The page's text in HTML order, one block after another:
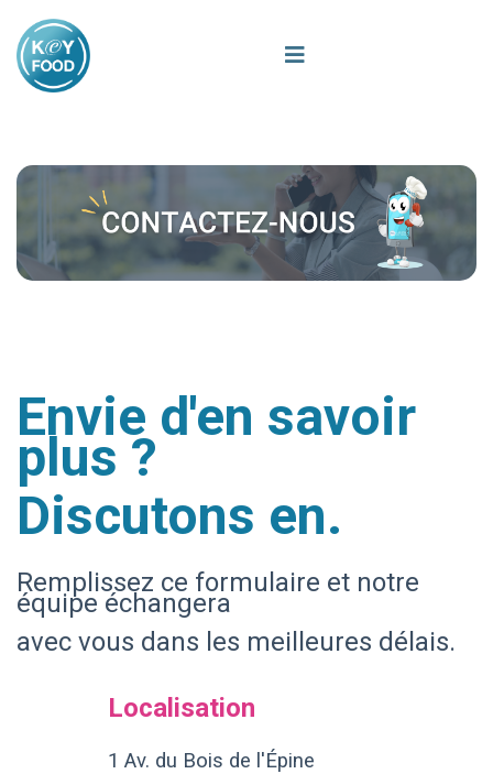
Envie d'en savoir
plus ?
Discutons en.
Remplissez ce formulaire et notre
équipe échangera
avec vous dans les meilleures délais.
Localisation
1 Av. du Bois de l'Épine